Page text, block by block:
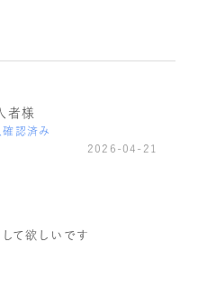
者様
確認済み
2026-04-21
て欲しいです